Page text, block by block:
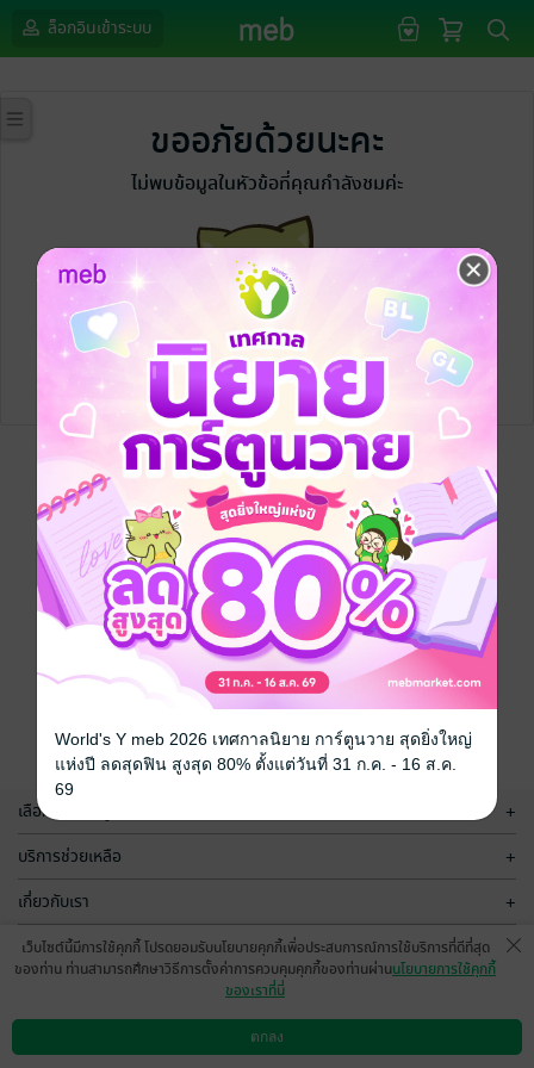
ล็อกอินเข้าระบบ
ขออภัยด้วยนะคะ
ไม่พบข้อมูลในหัวข้อที่คุณกำลังชมค่ะ
เลือกหมวดหมู่ +
บริการช่วยเหลือ +
เกี่ยวกับเรา +
กลุ่มธุรกิจในเครือ +
ดาวน์โหลดแอป วิธีการใช้งาน ติดต่อเรา
เว็บไซต์นี้มีการใช้คุกกี้ โปรดยอมรับนโยบายคุกกี้เพื่อประสบการณ์การใช้บริการที่ดีที่สุด
ของท่าน ท่านสามารถศึกษาวิธีการตั้งค่าการควบคุมคุกกี้ของท่านผ่านนโยบายการใช้คุกกี้
ของเราที่นี่
ตกลง
World's Y meb 2026 เทศกาลนิยาย การ์ตูนวาย สุดยิ่งใหญ่
แห่งปี ลดสุดฟิน สูงสุด 80% ตั้งแต่วันที่ 31 ก.ค. - 16 ส.ค.
69